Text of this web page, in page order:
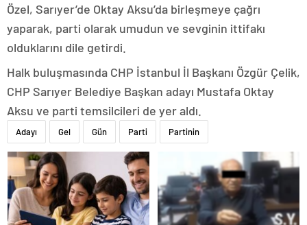
Özel, Sarıyer’de Oktay Aksu’da birleşmeye çağrı
yaparak, parti olarak umudun ve sevginin ittifakı
olduklarını dile getirdi.
Halk buluşmasında CHP İstanbul İl Başkanı Özgür Çelik,
CHP Sarıyer Belediye Başkan adayı Mustafa Oktay
Aksu ve parti temsilcileri de yer aldı.
Adayı Gel Gün Parti Partinin